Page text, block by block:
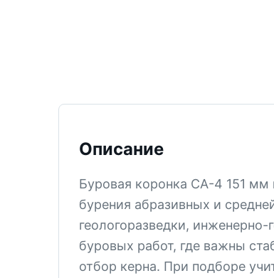
Описание
Буровая коронка СА-4 151 мм
бурения абразивных и
геологоразведки,
буровых работ, где важны
отбор керна. При подборе